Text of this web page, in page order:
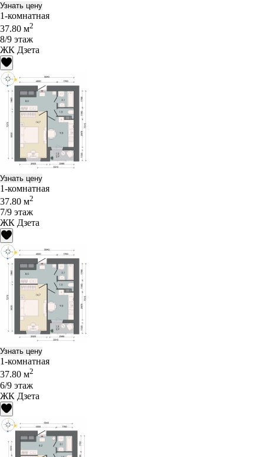
Узнать цену
1-комнатная
37.80 м2
8/9 этаж
ЖК Дзета
Узнать цену
1-комнатная
37.80 м2
7/9 этаж
ЖК Дзета
Узнать цену
1-комнатная
37.80 м2
6/9 этаж
ЖК Дзета